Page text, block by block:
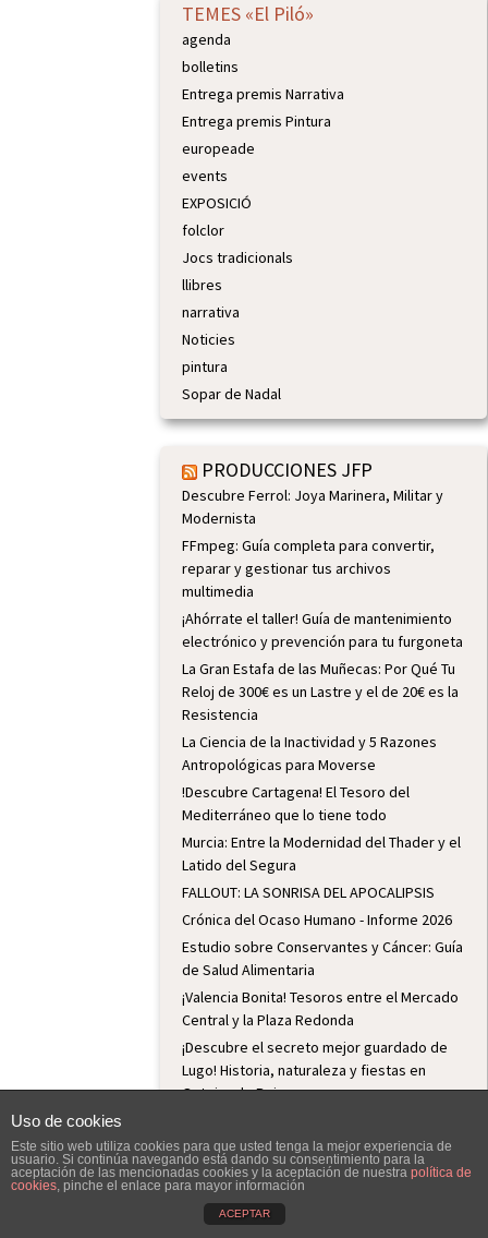
TEMES «El Piló»
agenda
bolletins
Entrega premis Narrativa
Entrega premis Pintura
europeade
events
EXPOSICIÓ
folclor
Jocs tradicionals
llibres
narrativa
Noticies
pintura
Sopar de Nadal
PRODUCCIONES JFP
Descubre Ferrol: Joya Marinera, Militar y
Modernista
FFmpeg: Guía completa para convertir,
reparar y gestionar tus archivos
multimedia
¡Ahórrate el taller! Guía de mantenimiento
electrónico y prevención para tu furgoneta
La Gran Estafa de las Muñecas: Por Qué Tu
Reloj de 300€ es un Lastre y el de 20€ es la
Resistencia
La Ciencia de la Inactividad y 5 Razones
Antropológicas para Moverse
!Descubre Cartagena! El Tesoro del
Mediterráneo que lo tiene todo
Murcia: Entre la Modernidad del Thader y el
Latido del Segura
FALLOUT: LA SONRISA DEL APOCALIPSIS
Crónica del Ocaso Humano - Informe 2026
Estudio sobre Conservantes y Cáncer: Guía
de Salud Alimentaria
¡Valencia Bonita! Tesoros entre el Mercado
Central y la Plaza Redonda
¡Descubre el secreto mejor guardado de
Lugo! Historia, naturaleza y fiestas en
Outeiro de Rei
Python: El Lenguaje de Programación para
el Futuro
¡De la jarra al vaso! El filtro que cambia tu
agua (y te ahorra dinero)
Uso de cookies
Este sitio web utiliza cookies para que usted tenga la mejor experiencia de
usuario. Si continúa navegando está dando su consentimiento para la
aceptación de las mencionadas cookies y la aceptación de nuestra política de
cookies, pinche el enlace para mayor información
ACEPTAR